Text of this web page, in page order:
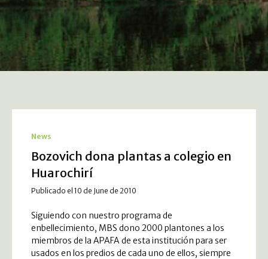
News
Bozovich dona plantas a colegio en
Huarochirí
Publicado el 10 de June de 2010
Siguiendo con nuestro programa de
enbellecimiento, MBS dono 2000 plantones a los
miembros de la APAFA de esta institución para ser
usados en los predios de cada uno de ellos, siempre